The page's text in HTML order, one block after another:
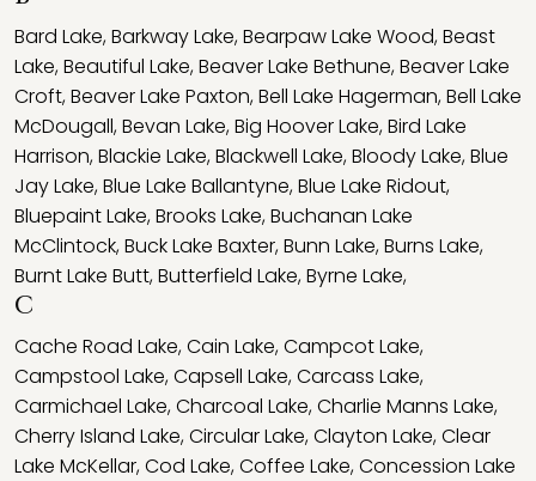
Bard Lake,Barkway Lake,Bearpaw Lake Wood,Beast
Lake,Beautiful Lake,Beaver Lake Bethune,Beaver Lake
Croft,Beaver Lake Paxton,Bell Lake Hagerman,Bell Lake
McDougall,Bevan Lake,Big Hoover Lake,Bird Lake
Harrison,Blackie Lake,Blackwell Lake,Bloody Lake,Blue
Jay Lake,Blue Lake Ballantyne,Blue Lake Ridout,
Bluepaint Lake,Brooks Lake,Buchanan Lake
McClintock,Buck Lake Baxter,Bunn Lake,Burns Lake,
Burnt Lake Butt,Butterfield Lake,Byrne Lake,
C
Cache Road Lake,Cain Lake,Campcot Lake,
Campstool Lake,Capsell Lake,Carcass Lake,
Carmichael Lake,Charcoal Lake,Charlie Manns Lake,
Cherry Island Lake,Circular Lake,Clayton Lake,Clear
Lake McKellar,Cod Lake,Coffee Lake,Concession Lake